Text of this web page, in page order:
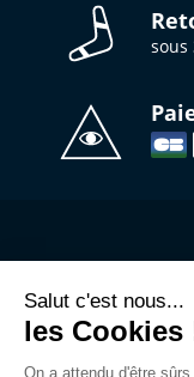
sous
Salut c'est nous...
les Cookies
On a attendu d'être